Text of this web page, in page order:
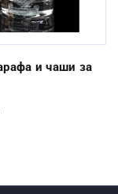
и чаши за